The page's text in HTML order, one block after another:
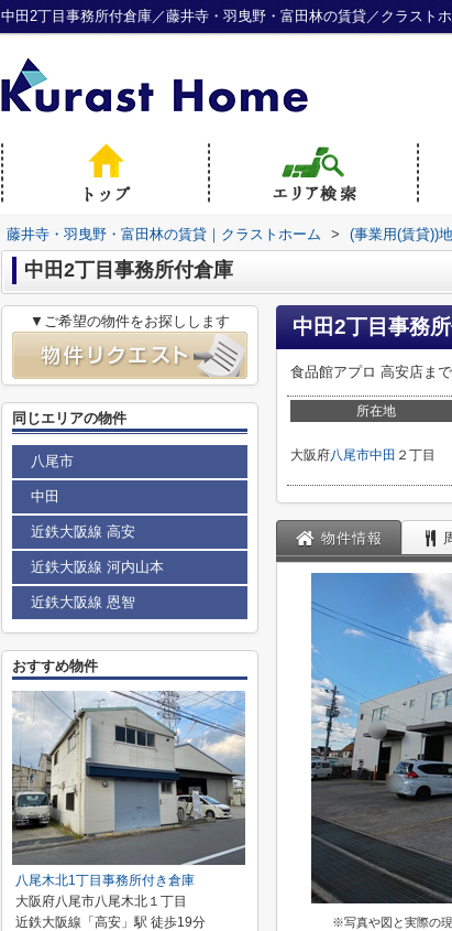
中田2丁目事務所付倉庫／藤井寺・羽曳野・富田林の賃貸／クラスト
藤井寺・羽曳野・富田林の賃貸｜クラストホーム > (事業用(賃貸))
中田2丁目事務所付倉庫
中田2丁目事務
食品館アプロ 高安店ま
所在地
大阪府八尾市中田 ２丁目
物件情報
※写真や図と実際の
▼ご希望の物件をお探しします
同じエリアの物件
八尾市
中田
近鉄大阪線 高安
近鉄大阪線 河内山本
近鉄大阪線 恩智
おすすめ物件
八尾木北1丁目事務所付き倉庫
大阪府八尾市八尾木北１丁目
近鉄大阪線「高安」駅 徒歩19分